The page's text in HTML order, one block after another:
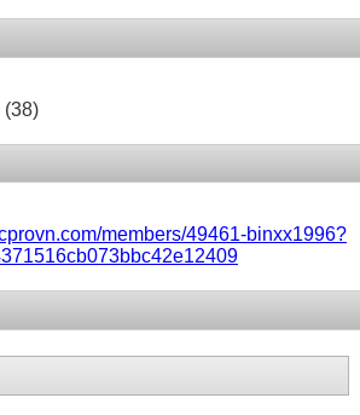
(38)
members/49461-binxx1996?